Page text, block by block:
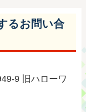
るお問い合
9 旧ハローワ